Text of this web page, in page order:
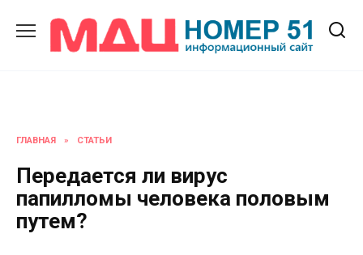
содержанию
ГЛАВНАЯ » СТАТЬИ
Передается ли вирус
папилломы человека половым
путем?